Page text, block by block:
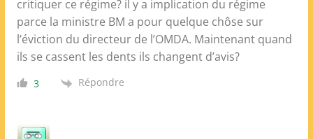
critiquer ce régime? il y a implication du régime
parce la ministre BM a pour quelque chôse sur
l’éviction du directeur de l’OMDA. Maintenant quand
ils se cassent les dents ils changent d’avis?
3 Répondre